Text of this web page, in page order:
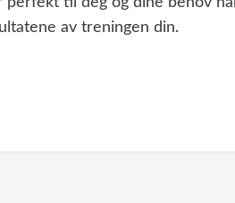
av treningen din.